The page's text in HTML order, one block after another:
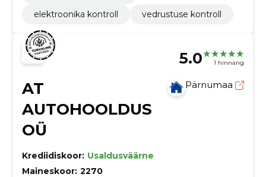
elektroonika kontroll
vedrustuse kontroll
5.0 1 hinnang
AT
AUTOHOOLDUS
OÜ
Pärnumaa
Krediidiskoor: Usaldusväärne
Maineskoor: 2270